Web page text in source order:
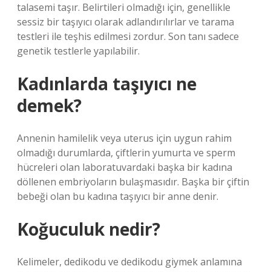
talasemi taşır. Belirtileri olmadığı için, genellikle
sessiz bir taşıyıcı olarak adlandırılırlar ve tarama
testleri ile teşhis edilmesi zordur. Son tanı sadece
genetik testlerle yapılabilir.
Kadınlarda taşıyıcı ne
demek?
Annenin hamilelik veya uterus için uygun rahim
olmadığı durumlarda, çiftlerin yumurta ve sperm
hücreleri olan laboratuvardaki başka bir kadına
döllenen embriyoların bulaşmasıdır. Başka bir çiftin
bebeği olan bu kadına taşıyıcı bir anne denir.
Koğuculuk nedir?
Kelimeler, dedikodu ve dedikodu giymek anlamına